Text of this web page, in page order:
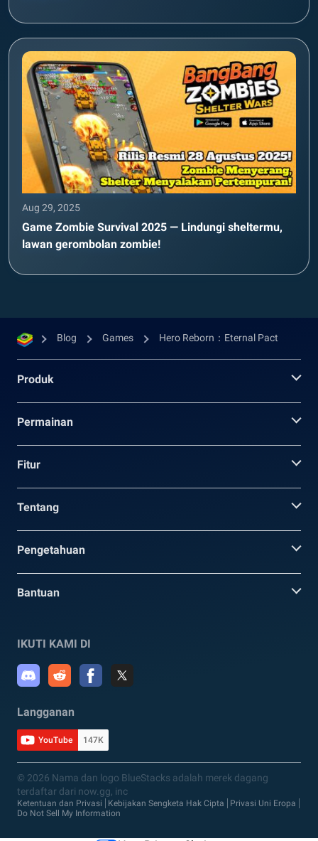
Aug 29, 2025
Game Zombie Survival 2025 — Lindungi sheltermu,
lawan gerombolan zombie!
Blog Games Hero Reborn：Eternal Pact
Produk
Permainan
Fitur
Tentang
Pengetahuan
Bantuan
IKUTI KAMI DI
Langganan
YouTube 147K
© 2026 Nama dan logo BlueStacks adalah merek dagang
terdaftar dari now.gg, inc
Ketentuan dan Privasi Kebijakan Sengketa Hak Cipta
Privasi Uni Eropa
Do Not Sell My Information